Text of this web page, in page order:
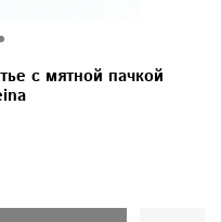
с мятной пачкой